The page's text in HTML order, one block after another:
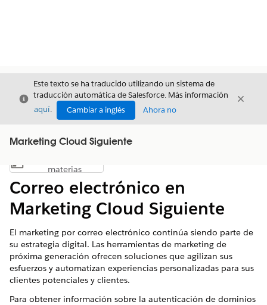
Cerrar
Este texto se ha traducido utilizando un sistema de
traducción automática de Salesforce. Más información
aquí. Cambiar a inglés Ahora no
Cerrar
Marketing Cloud Siguiente
Mostrar índice de materias
materias
Correo electrónico en
Marketing Cloud Siguiente
El marketing por correo electrónico continúa siendo parte de
su estrategia digital. Las herramientas de marketing de
próxima generación ofrecen soluciones que agilizan sus
esfuerzos y automatizan experiencias personalizadas para sus
clientes potenciales y clientes.
Para obtener información sobre la autenticación de dominios